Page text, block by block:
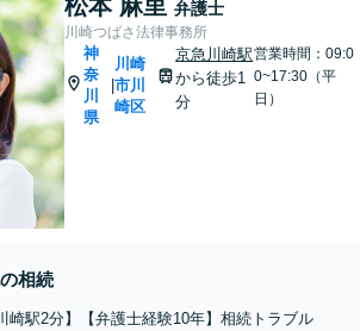
松本 麻里 弁護士
川崎つばさ法律事務所
神
奈
川
県
|
川崎
市川
崎区
京急川崎駅
から徒歩1
分
営業時間：09:0
0~17:30（平
日）
相続
崎駅2分】【弁護士経験10年】相続トラブル